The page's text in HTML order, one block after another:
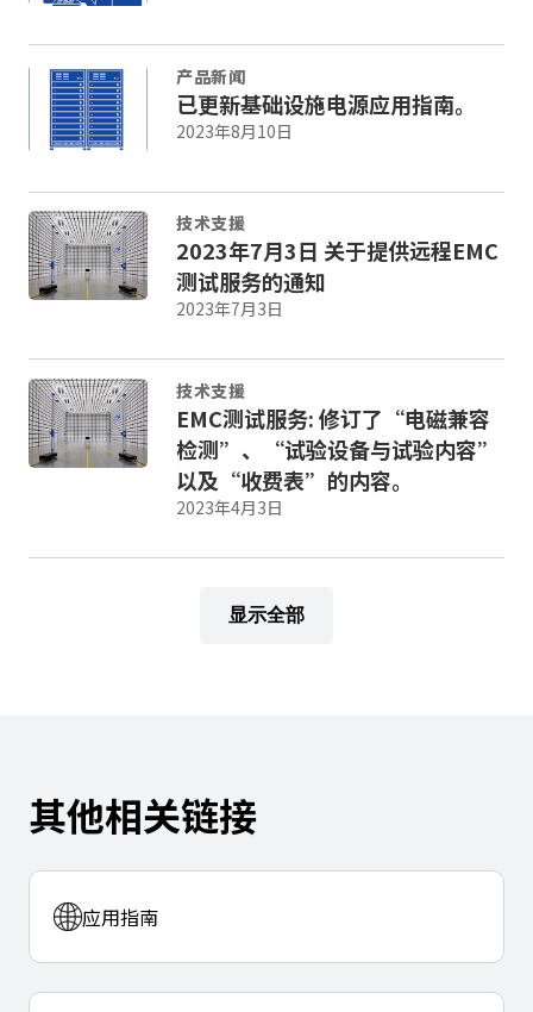
产品新闻
已更新基础设施电源应用指南。
2023年8月10日
技术支援
2023年7月3日 关于提供远程EMC
测试服务的通知
2023年7月3日
技术支援
EMC测试服务: 修订了“电磁兼容
检测”、“试验设备与试验内容”
以及“收费表”的内容。
2023年4月3日
显示全部
其他相关链接
应用指南